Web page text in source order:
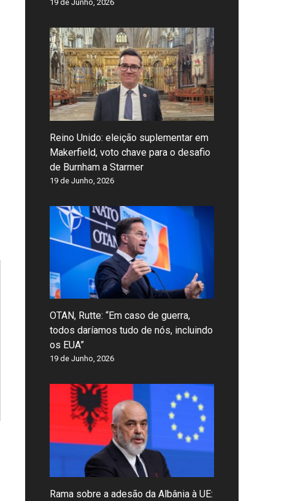
19 de Junho, 2026
Reino Unido: eleição suplementar em
Makerfield, voto chave para o desafio
de Burnham a Starmer
19 de Junho, 2026
OTAN, Rutte: “Em caso de guerra,
todos daríamos tudo de nós, incluindo
os EUA”
19 de Junho, 2026
Rama sobre a adesão da Albânia à UE: